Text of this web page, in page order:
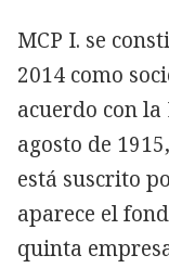
MCP I. se
2014 como
acuerdo con
agosto de
está suscrito
aparece el
quinta